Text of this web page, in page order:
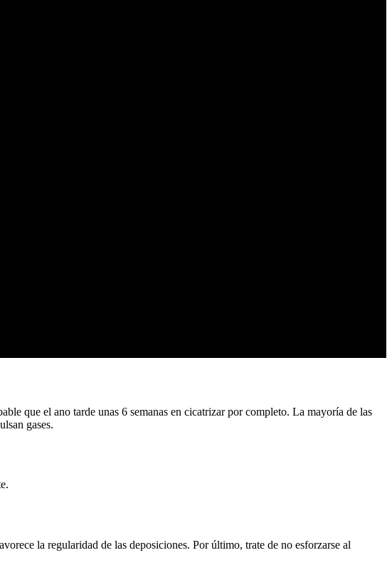
que el ano tarde unas 6 semanas en cicatrizar por completo. La mayoría de las
gases.
la regularidad de las deposiciones. Por último, trate de no esforzarse al